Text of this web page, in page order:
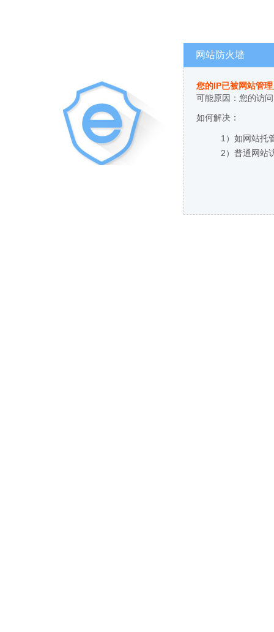
网站防火墙
您的IP已被网站管
可能原因：您的访
如何解决：
1）如网站托
2）普通网站